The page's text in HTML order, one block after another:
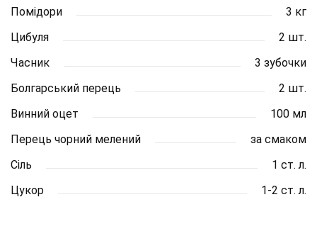
Помідори
3 кг
Цибуля
2 шт.
Часник
3 зубочки
Болгарський перець
2 шт.
Винний оцет
100 мл
Перець чорний мелений
за смаком
Сіль
1 ст. л.
Цукор
1-2 ст. л.